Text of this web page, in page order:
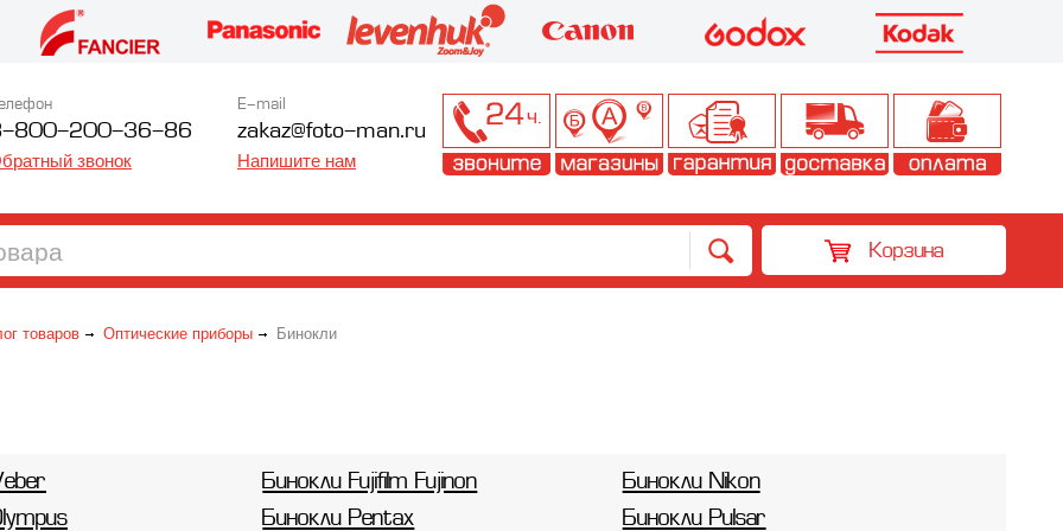
800-200-36-86
звонок
E-mail
zakaz@foto-man.ru
Напишите нам
Корзина
товаров Оптические приборы Бинокли
Бинокли Fujifilm Fujinon
Бинокли Nikon
Бинокли Pentax Бинокли Pulsar